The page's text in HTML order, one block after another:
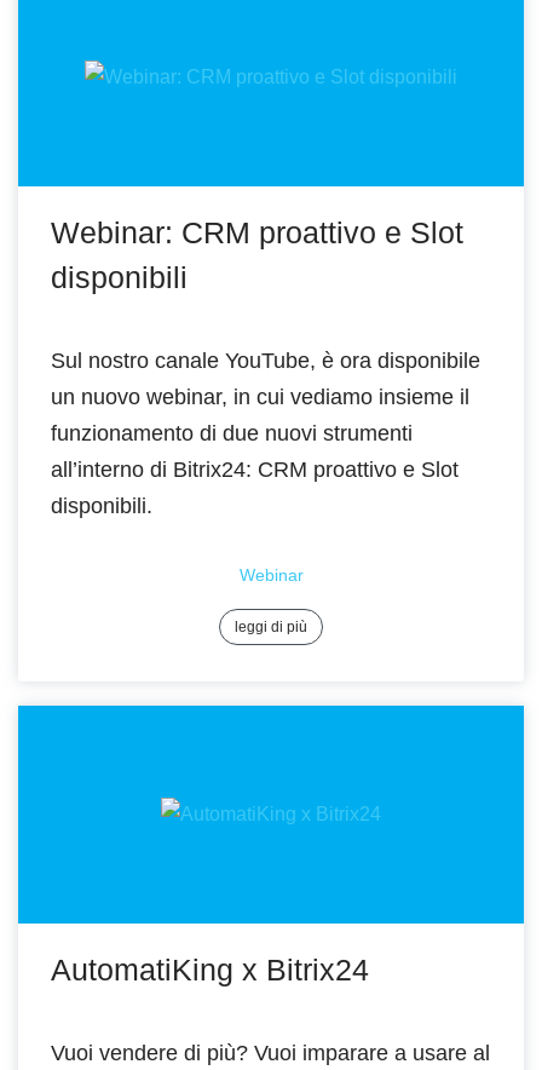
Webinar: CRM proattivo e Slot
disponibili
Sul nostro canale YouTube, è ora disponibile
un nuovo webinar, in cui vediamo insieme il
funzionamento di due nuovi strumenti
all’interno di Bitrix24: CRM proattivo e Slot
disponibili.
leggi di più
Webinar
AutomatiKing x Bitrix24
Vuoi vendere di più? Vuoi imparare a usare al